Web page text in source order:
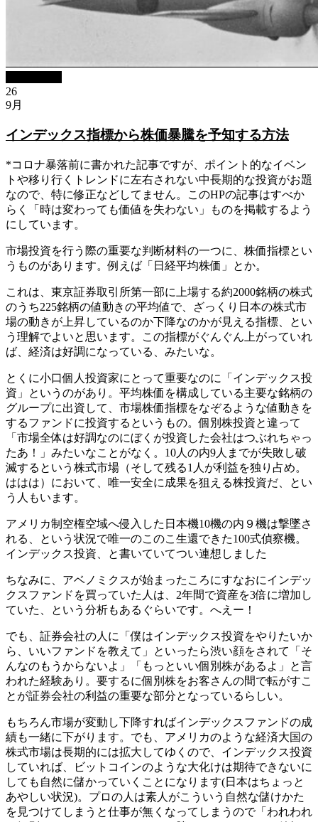
26
9月
インデックス指標から株価暴騰を予知する方法
*コロナ暴落前に書かれた記事ですが、ポイント的なイベン
トや移り行くトレンドに左右されない中長期的な投資がお題
なので、特に修正などしてません。このHPの記事はすべか
らく「時は変わっても価値を失わない」ものを掲載するよう
にしています。
市場投資を行う際の重要な判断材料の一つに、株価指標とい
うものがあります。例えば「日経平均株価」とか。
これは、東京証券取引所第一部に上場する約2000銘柄の株式
のうち225銘柄の値動きの平均値で、ざっくり日本の株式市
場の動きが上昇しているのか下降なのかが見える指標、とい
う理解でよいと思います。この指標がぐんぐん上がっていれ
ば、経済は好調になっている、みたいな。
とくに小口個人投資家にとって重要なのに「インデックス投
資」というのがあり。平均株価を構成している主要な銘柄の
グループに出資して、市場株価指標をなぞるような値動きを
するファンドに投資するというもの。個別株投資と違って
「市場全体は好調なのにぼくが投資した会社はつぶれちゃっ
たあ！」みたいなことがなく。10人の内9人までが失敗し破
滅するという株式市場（そして残る1人が利益を独り占め。
ははは）において、唯一安全に成果を狙える株投資だ、とい
う人もいます。
アメリカ制空権空域へ侵入した日本機10機の内９機は撃墜さ
れる、という状況で唯一のこのこ生還できた100式偵察機。
インデックス投資、と書いていてつい連想しました
ちなみに、アベノミクスが始まったころにすなおにインデッ
クスファンドを買っていた人は、2年間で資産を3倍に増加し
ていた、という分析もあるぐらいです。へえー！
でも、証券会社の人に「僕はインデックス投資をやりたいか
ら、いいファンドを教えて」といったら渋い顔をされて「そ
んなのもうからないよ」「もっといい個別株があるよ」と言
われた経験あり。要するに個別株をお客さんの間で転がすこ
とが証券会社の利益の重要な部分となっているらしい。
もちろん市場が変動し下降すればインデックスファンドの成
績も一緒に下がります。でも、アメリカのような経済大国の
株式市場は長期的には拡大してゆくので、インデックス投資
していれば、ビットコインのような大化けは期待できないに
しても自然に儲かっていくことになります(日本はちょっと
あやしい状況)。プロの人は素人がこういう自然な儲けかた
を見つけてしまうと仕事が無くなってしまうので「われわれ